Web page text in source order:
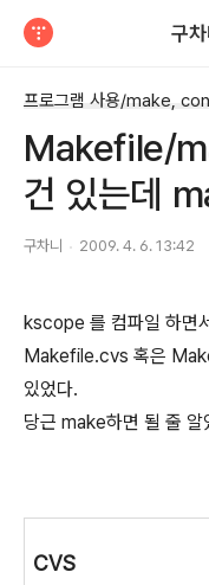
구
프로그램 사용/make,
Makefile/
건 있는데
구차니 2009. 4. 6. 13:42
kscope 를 컴파일 하면
Makefile.cvs 혹은
있었다.
당근 make하면 될 줄
CVS